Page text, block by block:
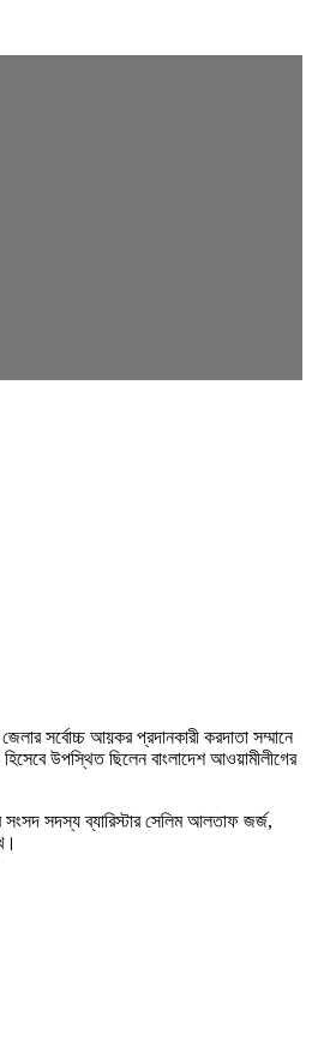
সর্বোচ্চ আয়কর প্রদানকারী করদাতা সম্মানে
হিসেবে উপস্থিত ছিলেন বাংলাদেশ আওয়ামীলীগের
সংসদ সদস্য ব্যারিস্টার সেলিম আলতাফ জর্জ,